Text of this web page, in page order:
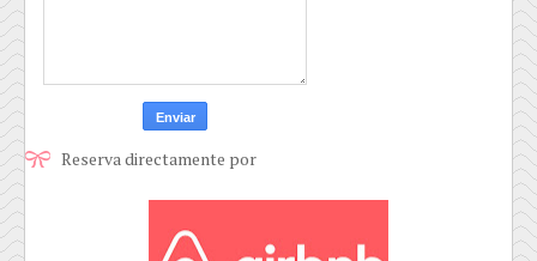
Reserva directamente por